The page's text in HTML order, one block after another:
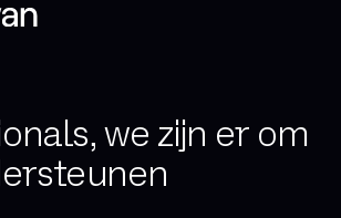
telefonie
we zijn er om